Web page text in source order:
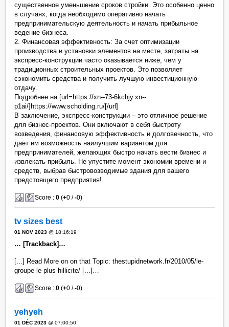
существенное уменьшение сроков стройки. Это особенно ценно
в случаях, когда необходимо оперативно начать
предпринимательскую деятельность и начать прибыльное
ведение бизнеса.
2. Финансовая эффективность: За счет оптимизации
производства и установки элементов на месте, затраты на
экспресс-конструкции часто оказывается ниже, чем у
традиционных строительных проектов. Это позволяет
сэкономить средства и получить лучшую инвестиционную
отдачу.
Подробнее на [url=https://xn--73-6kchjy.xn--
p1ai/]https://www.scholding.ru/[/url]
В заключение, экспресс-конструкции – это отличное решение
для бизнес-проектов. Они включают в себя быстроту
возведения, финансовую эффективность и долговечность, что
дает им возможность наилучшим вариантом для
предпринимателей, желающих быстро начать вести бизнес и
извлекать прибыль. Не упустите момент экономии времени и
средств, выбрав быстровозводимые здания для вашего
предстоящего предприятия!
Score :0 (+0 /-0)
tv sizes best
01 NOV 2023 @ 18:16:19
… [Trackback]…
[...] Read More on on that Topic: thestupidnetwork.fr/2010/05/le-
groupe-le-plus-hillicite/ [...]…
Score :0 (+0 /-0)
yehyeh
01 DÉC 2023 @ 07:00:50